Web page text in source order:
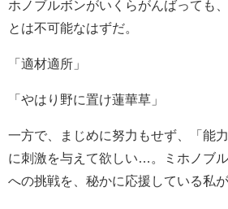
ホノブルボンがいくらがんばっても
とは不可能なはずだ。
「適材適所」
「やはり野に置け蓮華草」
一方で、まじめに努力もせず、「能
に刺激を与えて欲しい…。ミホノブル
への挑戦を、秘かに応援している私が